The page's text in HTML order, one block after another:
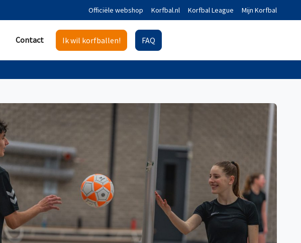
Officiële webshop Korfbal.nl Korfbal League Mijn Korfbal
Contact Ik wil korfballen! FAQ